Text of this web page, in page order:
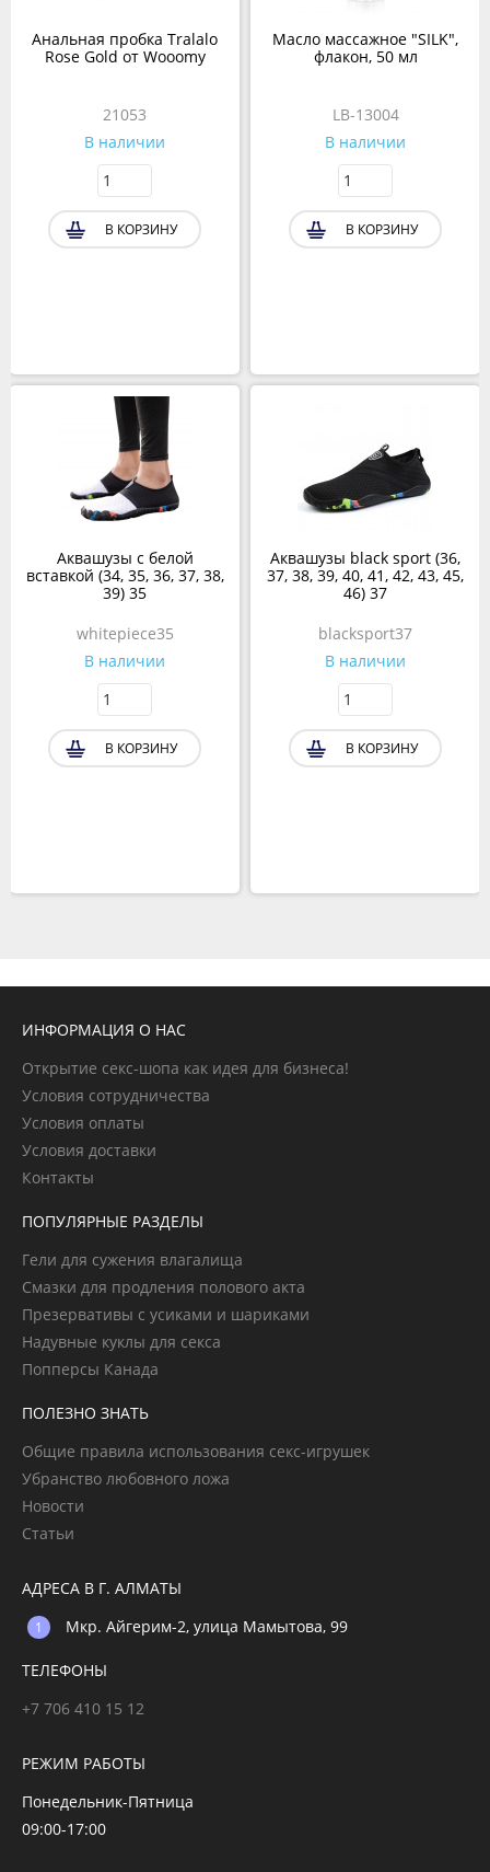
Анальная пробка Tralalo
Rose Gold от Wooomy
21053
В наличии
В КОРЗИНУ
Аквашузы с белой
вставкой (34, 35, 36, 37, 38,
39) 35
whitepiece35
В наличии
В КОРЗИНУ
Масло массажное "SILK",
флакон, 50 мл
LB-13004
В наличии
В КОРЗИНУ
Аквашузы black sport (36,
37, 38, 39, 40, 41, 42, 43, 45,
46) 37
blacksport37
В наличии
В КОРЗИНУ
ИНФОРМАЦИЯ О НАС
Открытие секс-шопа как идея для бизнеса!
Условия сотрудничества
Условия оплаты
Условия доставки
Контакты
ПОПУЛЯРНЫЕ РАЗДЕЛЫ
Гели для сужения влагалища
Смазки для продления полового акта
Презервативы с усиками и шариками
Надувные куклы для секса
Попперсы Канада
ПОЛЕЗНО ЗНАТЬ
Общие правила использования секс-игрушек
Убранство любовного ложа
Новости
Статьи
АДРЕСА В Г. АЛМАТЫ
Мкр. Айгерим-2, улица Мамытова, 99
ТЕЛЕФОНЫ
+7 706 410 15 12
РЕЖИМ РАБОТЫ
Понедельник-Пятница
09:00-17:00